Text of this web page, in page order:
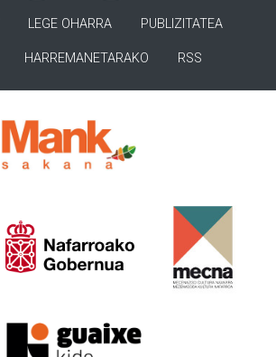
LEGE OHARRA PUBLIZITATEA
HARREMANETARAKO RSS